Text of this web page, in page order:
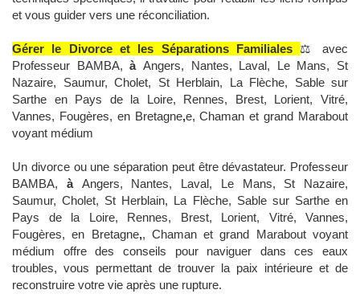
et vous guider vers une réconciliation.
Gérer le Divorce et les Séparations Familiales ⚖️ avec
Professeur BAMBA,à Angers, Nantes, Laval, Le Mans, St
Nazaire, Saumur, Cholet, St Herblain, La Flèche, Sable sur
Sarthe en Pays de la Loire, Rennes, Brest, Lorient, Vitré,
Vannes, Fougères, en Bretagne,e, Chaman et grand Marabout
voyant médium
Un divorce ou une séparation peut être dévastateur. Professeur
BAMBA, à Angers, Nantes, Laval, Le Mans, St Nazaire,
Saumur, Cholet, St Herblain, La Flèche, Sable sur Sarthe en
Pays de la Loire, Rennes, Brest, Lorient, Vitré, Vannes,
Fougères, en Bretagne,, Chaman et grand Marabout voyant
médium offre des conseils pour naviguer dans ces eaux
troubles, vous permettant de trouver la paix intérieure et de
reconstruire votre vie après une rupture.